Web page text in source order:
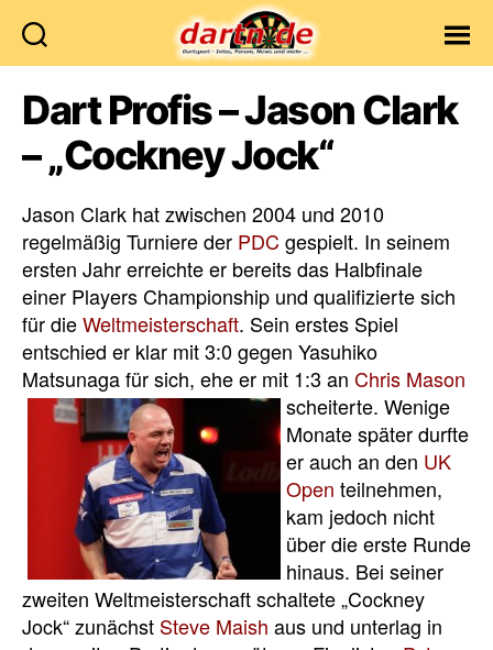
Dart Profis – Jason Clark
– „Cockney Jock“
Jason Clark hat zwischen 2004 und 2010
regelmäßig Turniere der PDC gespielt. In seinem
ersten Jahr erreichte er bereits das Halbfinale
einer Players Championship und qualifizierte sich
für dieWeltmeisterschaft. Sein erstes Spiel
entschied er klar mit 3:0 gegen Yasuhiko
Matsunaga für sich, ehe er mit 1:3 an Chris Mason
scheiterte. Wenige
Monate später durfte
er auch an den UK
Open teilnehmen,
kam jedoch nicht
über die erste Runde
hinaus. Bei seiner
zweiten Weltmeisterschaft schaltete „Cockney
Jock“ zunächst Steve Maish aus und unterlag in